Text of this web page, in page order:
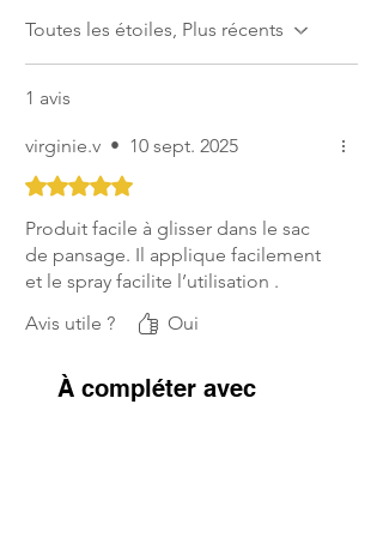
Toutes les étoiles, Plus récents
1 avis
virginie.v • 10 sept. 2025
Noté 5 sur 5.
Produit facile à glisser dans le sac
de pansage. Il applique facilement
et le spray facilite l’utilisation .
Avis utile ?
Oui
À compléter avec